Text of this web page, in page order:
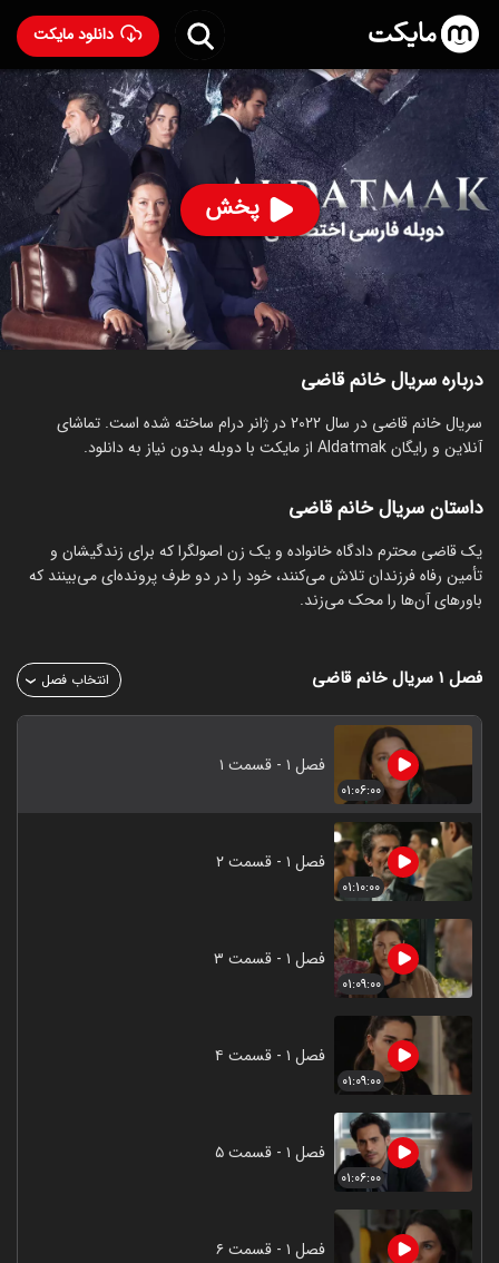
دانلود مایکت
پخش
سریال خانم قاضی با دوبله فارسی- Aldatmak 2022
۵.۲
ساخت ترکیه سال 2022
رده سنی ۱۸+
درام
توضیحات قسمت‌ها سریال‌های مشابه
درباره سریال خانم قاضی
سریال خانم قاضی در سال 2022 در ژانر درام ساخته شده است. تماشای
آنلاین و رایگان Aldatmak از مایکت با دوبله بدون نیاز به دانلود.
داستان سریال خانم قاضی
‏یک قاضی محترم دادگاه خانواده و یک زن اصولگرا که برای زندگیشان و
تأمین رفاه فرزندان تلاش می‌کنند، خود را در دو طرف پرونده‌ای می‌بینند که
باورهای آن‌ها را محک می‌زند.
فصل ۱ سریال خانم قاضی انتخاب فصل
۰۱:۰۶:۰۰
فصل ۱ - قسمت ۱
۰۱:۱۰:۰۰
فصل ۱ - قسمت ۲
۰۱:۰۹:۰۰
فصل ۱ - قسمت ۳
۰۱:۰۹:۰۰
فصل ۱ - قسمت ۴
۰۱:۰۶:۰۰
فصل ۱ - قسمت ۵
فصل ۱ - قسمت ۶